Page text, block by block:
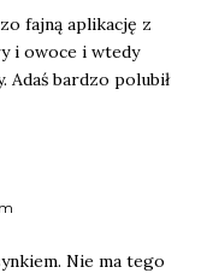
fajną aplikację z
i owoce i wtedy
Adaś bardzo polubił
Nie ma tego